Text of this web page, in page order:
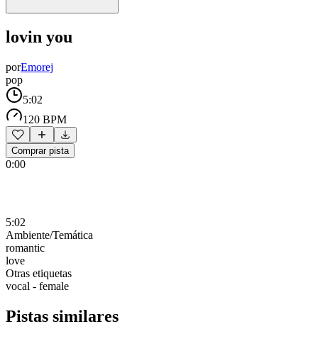
lovin you
porEmorej
pop
5:02
120 BPM
Comprar pista
0:00
5:02
Ambiente/Temática
romantic
love
Otras etiquetas
vocal - female
Pistas similares